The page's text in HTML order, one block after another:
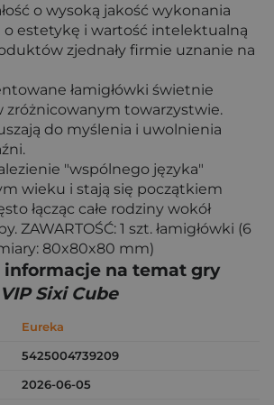
o wysoką jakość wykonania
o estetykę i wartość intelektualną
zjednały firmie uznanie na
łamigłówki świetnie
zróżnicowanym towarzystwie.
do myślenia i uwolnienia
"wspólnego języka"
wieku i stają się początkiem
łącząc całe rodziny wokół
ZAWARTOŚĆ: 1 szt. łamigłówki (6
80x80x80 mm)
informacje na temat gry
Sixi Cube
Eureka
5425004739209
2026-06-05